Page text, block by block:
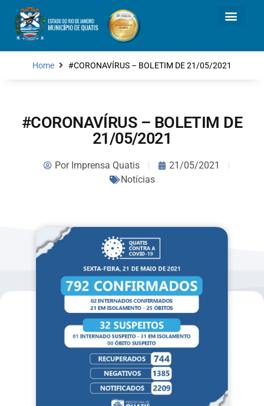
Home #CORONAVÍRUS – BOLETIM DE 21/05/2021
#CORONAVÍRUS – BOLETIM DE
21/05/2021
PorImprensa Quatis
21/05/2021
Notícias